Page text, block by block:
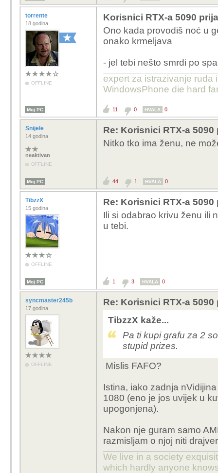
torrente
18 godina
OFFLINE
Korisnici RTX-a 5090
Ono kada provodiš noć u
onako krmeljava
- jel tebi nešto smrdi po
expert za istrazivanje ruda
WindowsPhone die hard
Moj PC 11 0 HVALA 0
Snijele
14 godina
neaktivan
OFFLINE
Re: Korisnici RTX-a
Nitko tko ima ženu, ne
Moj PC 44 1 HVALA 0
TibzzX
15 godina
OFFLINE
Re: Korisnici RTX-a
Ili si odabrao krivu ženu ili
u tebi.
Moj PC 1 3 HVALA 0
syncmaster245b
17 godina
OFFLINE
Re: Korisnici RTX-a
TibzzX kaže...
Pa ti kupi grafu za 2
stupid prizes.
Mislis FAFO?
Istina, iako zadnja
1080 (eno je jos uvijek u
upogonjena).
Nakon nje guram samo
razmisljam o njoj niti
We live in a society
which hardly anyone